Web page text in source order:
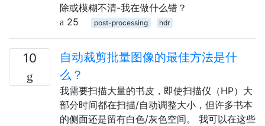
除或模糊不清-我在做什么错？
25
post-processing hdr
10
自动裁剪批量图像的最佳方法是什
么？
我需要扫描大量的书皮，即使扫描仪（HP）大
部分时间都在扫描/自动调整大小，但许多书本
的侧面还是留有白色/灰色空间。 我可以在这些